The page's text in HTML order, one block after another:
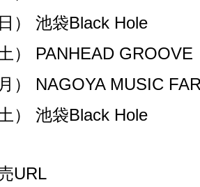
） 池袋Black Hole
） PANHEAD GROOVE
） NAGOYA MUSIC
） 池袋Black Hole
URL